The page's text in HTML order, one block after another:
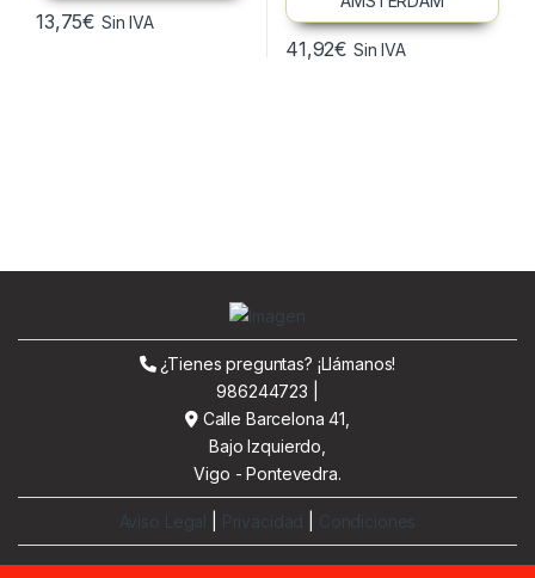
13,75€ Sin IVA
41,92€ Sin IVA
¿Tienes preguntas? ¡Llámanos!
986244723 |
Calle Barcelona 41,
Bajo Izquierdo,
Vigo - Pontevedra.
Aviso Legal Privacidad Condiciones